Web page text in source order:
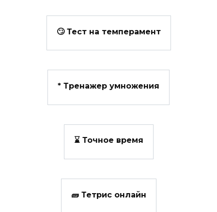
🙄 Тест на темперамент
*️ Тренажер умножения
⌛ Точное время
🧱 Тетрис онлайн